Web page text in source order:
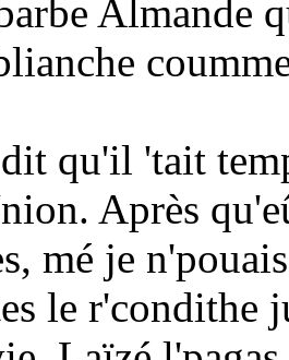
Almande
qu'il 'tait
Après
mé je
le r'condithe